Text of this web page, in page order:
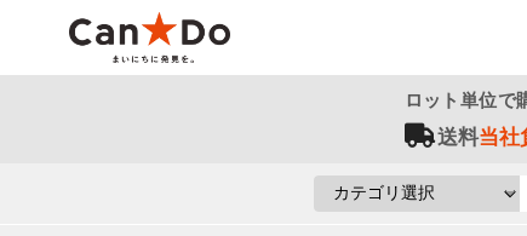
ロット単位で
送料当社